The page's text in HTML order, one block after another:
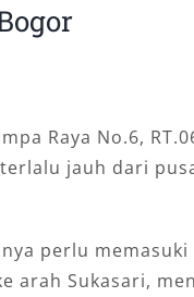
Raya No.6,
jauh dari
perlu
arah Sukasari,